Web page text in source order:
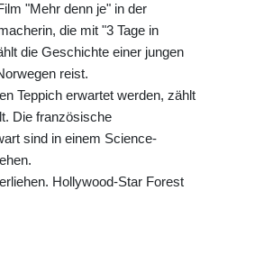
"Mehr denn je" in der
die mit "3 Tage in
die Geschichte einer jungen
reist.
Teppich erwartet werden, zählt
Die französische
sind in einem Science-
Hollywood-Star Forest